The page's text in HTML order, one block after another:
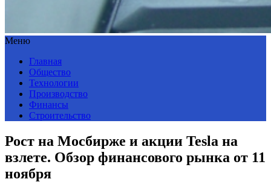
Меню
Главная
Общество
Технологии
Производство
Финансы
Строительство
Рост на Мосбирже и акции Tesla на
взлете. Обзор финансового рынка от 11
ноября